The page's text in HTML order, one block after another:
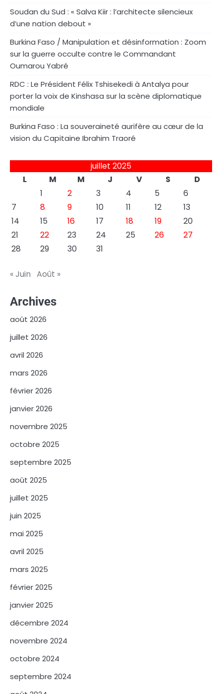
Soudan du Sud : « Salva Kiir : l’architecte silencieux
d’une nation debout »
Burkina Faso / Manipulation et désinformation : Zoom
sur la guerre occulte contre le Commandant
Oumarou Yabré
RDC : Le Président Félix Tshisekedi à Antalya pour
porter la voix de Kinshasa sur la scène diplomatique
mondiale
Burkina Faso : La souveraineté aurifère au cœur de la
vision du Capitaine Ibrahim Traoré
juillet 2025
L
M M J V S
D
1
2 3 4 5
6
7
8 9 10 11 12
13
14
15 16 17 18 19
20
21
22 23 24 25 26
27
28
29 30 31
« Juin Août »
Archives
août 2026
juillet 2026
avril 2026
mars 2026
février 2026
janvier 2026
novembre 2025
octobre 2025
septembre 2025
août 2025
juillet 2025
juin 2025
mai 2025
avril 2025
mars 2025
février 2025
janvier 2025
décembre 2024
novembre 2024
octobre 2024
septembre 2024